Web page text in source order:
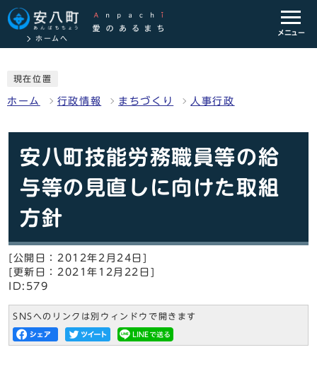
ホームへ
メニュー
現在位置
ホーム 行政情報 まちづくり 人事行政
安八町技能労務職員等の給
与等の見直しに向けた取組
方針
[公開日：2012年2月24日]
[更新日：2021年12月22日]
ID:579
SNSへのリンクは別ウィンドウで開きます